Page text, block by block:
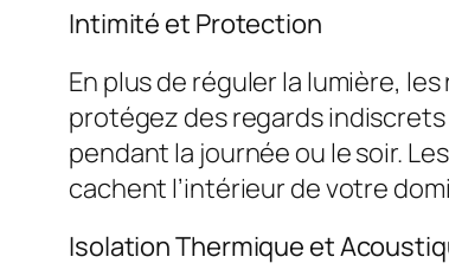
Intimité et Protection
En plus de réguler la lumière,
protégez des regards indiscrets
pendant la journée ou le soir.
cachent l’intérieur de votre
Isolation Thermique et